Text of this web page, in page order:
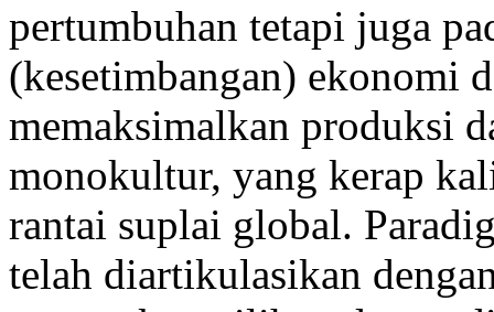
pertumbuhan tetapi juga
(kesetimbangan) ekonomi
memaksimalkan produksi
monokultur, yang kerap
rantai suplai global.
telah diartikulasikan